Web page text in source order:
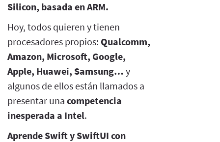
Silicon, basada en ARM.
Hoy, todos quieren y tienen
procesadores propios: Qualcomm,
Amazon, Microsoft, Google,
Apple, Huawei, Samsung… y
algunos de ellos están llamados a
presentar una competencia
inesperada a Intel.
Aprende Swift y SwiftUI con